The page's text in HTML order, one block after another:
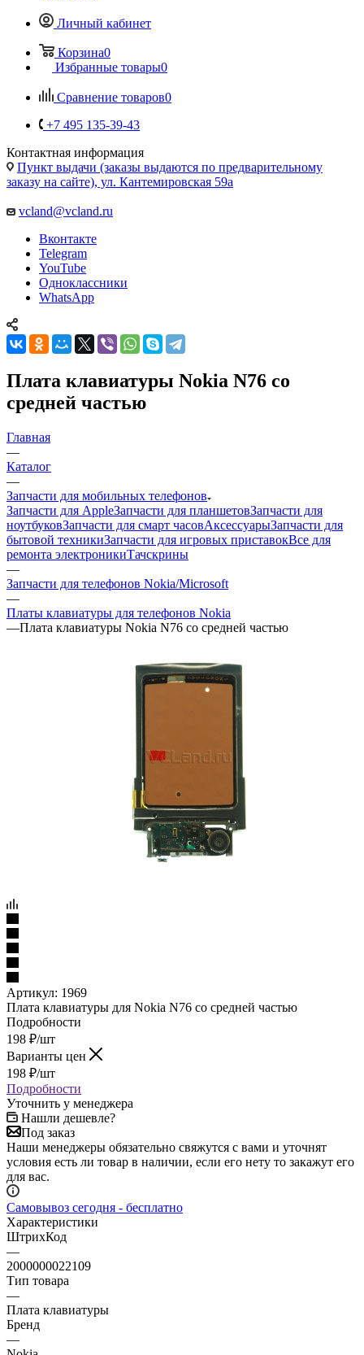
Личный кабинет
Корзина0
Избранные товары0
Сравнение товаров0
+7 495 135-39-43
Контактная информация
Пункт выдачи (заказы выдаются по предварительному
заказу на сайте), ул. Кантемировская 59а
vcland@vcland.ru
Вконтакте
Telegram
YouTube
Одноклассники
WhatsApp
Плата клавиатуры Nokia N76 со
средней частью
Главная
—
Каталог
—
Запчасти для мобильных телефонов
Запчасти для AppleЗапчасти для планшетовЗапчасти для
ноутбуковЗапчасти для смарт часовАксессуарыЗапчасти для
бытовой техникиЗапчасти для игровых приставокВсе для
ремонта электроникиТачскрины
—
Запчасти для телефонов Nokia/Microsoft
—
Платы клавиатуры для телефонов Nokia
—Плата клавиатуры Nokia N76 со средней частью
Артикул: 1969
Плата клавиатуры для Nokia N76 со средней частью
Подробности
198 ₽/шт
Варианты цен
198 ₽/шт
Подробности
Уточнить у менеджера
Нашли дешевле?
Под заказ
Наши менеджеры обязательно свяжутся с вами и уточнят
условия есть ли товар в наличии, если его нету то закажут его
для вас.
Самовывоз сегодня - бесплатно
Характеристики
ШтрихКод
—
2000000022109
Тип товара
—
Плата клавиатуры
Бренд
—